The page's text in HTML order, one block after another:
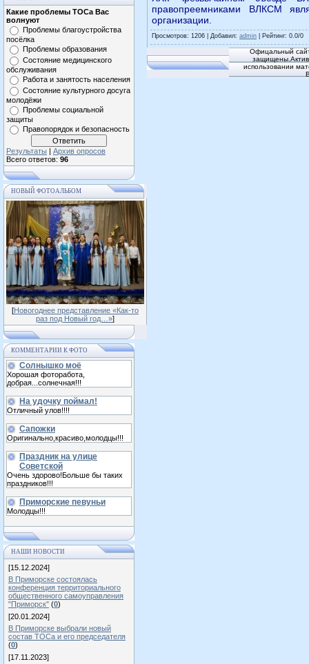
Какие проблемы ТОСа Вас
волнуют
Проблемы благоустройства
посёлка
Проблемы образования
Состояние медицинского
обслуживания
Работа и занятость населения
Состояние культурного досуга
молодёжи
Проблемы социальной
защиты
Правопорядок и безопасность
Результаты | Архив опросов
Всего ответов: 96
НОВЫЙ ФОТОАЛЬБОМ
[Новогоднее представление «Как-то
раз под Новый год…»]
КОММЕНТАРИИ К ФОТО
Солнышко моё
Хорошая фоторабота,
добрая...солнечная!!!
На удочку поймал!
Отличный улов!!!!
Сапожки
Оригинально,красиво,молодцы!!!
Праздник на улице
Советской
Очень здорово!Больше бы таких
праздников!!!
Приморские певуньи
Молодцы!!!
НАШИ НОВОСТИ
[15.12.2024]
В Приморске состоялась
конференция территориального
общественного самоуправления
"Приморск" (0)
[20.01.2024]
В Приморске выбрали новый
состав ТОСа и его председателя
(0)
[17.11.2023]
правопреемниками ВЛКСМ
организации.
Просмотров: 1206 | Добавил: admin Рейтинг: 0.0/0
Офицальный
использовании